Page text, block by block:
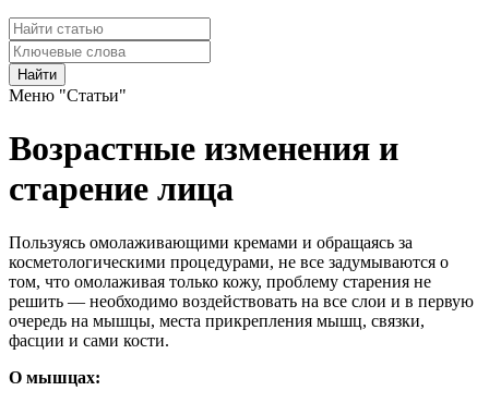
Найти
Меню "Статьи"
Возрастные изменения и
старение лица
Пользуясь омолаживающими кремами и обращаясь за
косметологическими процедурами, не все задумываются о
том, что омолаживая только кожу, проблему старения не
решить — необходимо воздействовать на все слои и в первую
очередь на мышцы, места прикрепления мышц, связки,
фасции и сами кости.
О мышцах: